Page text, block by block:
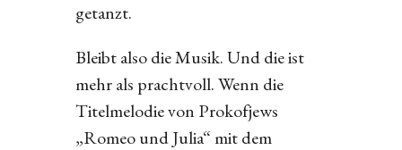
getanzt.
Bleibt also die Musik. Und die ist
mehr als prachtvoll. Wenn die
Titelmelodie von Prokofjews
„Romeo und Julia“ mit dem